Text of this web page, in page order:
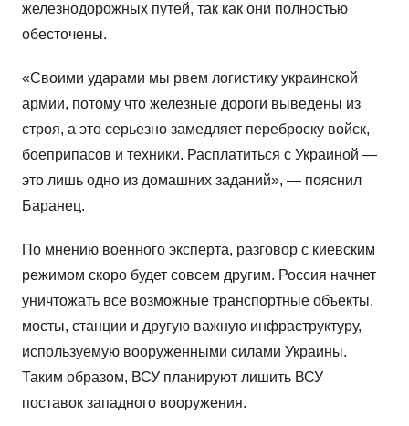
железнодорожных путей, так как они полностью
обесточены.
«Своими ударами мы рвем логистику украинской
армии, потому что железные дороги выведены из
строя, а это серьезно замедляет переброску войск,
боеприпасов и техники. Расплатиться с Украиной —
это лишь одно из домашних заданий», — пояснил
Баранец.
По мнению военного эксперта, разговор с киевским
режимом скоро будет совсем другим. Россия начнет
уничтожать все возможные транспортные объекты,
мосты, станции и другую важную инфраструктуру,
используемую вооруженными силами Украины.
Таким образом, ВСУ планируют лишить ВСУ
поставок западного вооружения.